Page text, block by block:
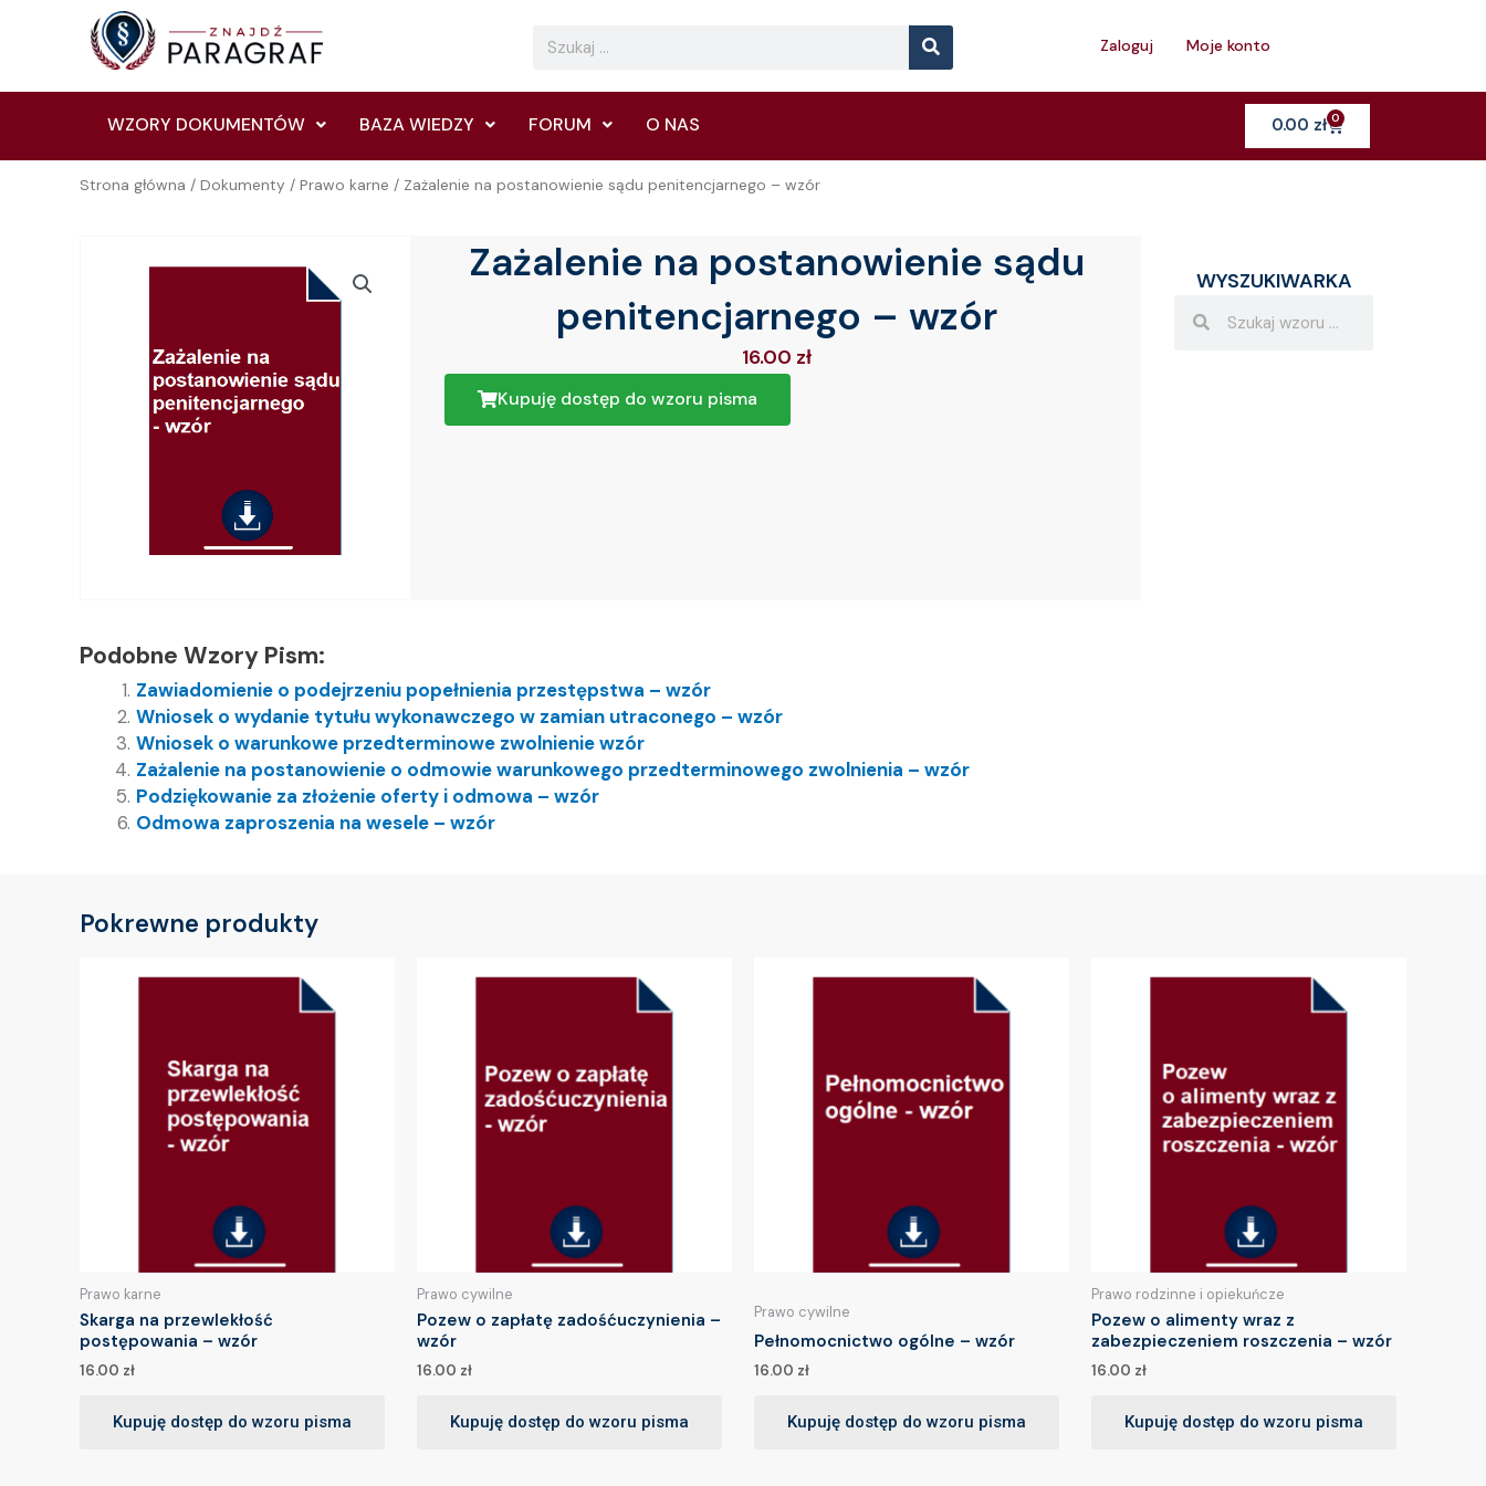
Search Search
Zaloguj Moje konto
WZORY DOKUMENTÓW BAZA WIEDZY FORUM O NAS 0.00 zł 0Cart
Strona główna / Dokumenty / Prawo karne / Zażalenie na postanowienie sądu penitencjarnego – wzór
Zażalenie na postanowienie sądu
penitencjarnego – wzór
16.00 zł
Kupuję dostęp do wzoru pisma
WYSZUKIWARKA
Podobne Wzory Pism:
Zawiadomienie o podejrzeniu popełnienia przestępstwa – wzór
Wniosek o wydanie tytułu wykonawczego w zamian utraconego – wzór
Wniosek o warunkowe przedterminowe zwolnienie wzór
Zażalenie na postanowienie o odmowie warunkowego przedterminowego zwolnienia – wzór
Podziękowanie za złożenie oferty i odmowa – wzór
Odmowa zaproszenia na wesele – wzór
Pokrewne produkty
Prawo karne
Skarga na przewlekłość
postępowania – wzór
16.00 zł
Kupuję dostęp do wzoru pisma
Prawo cywilne
Pozew o zapłatę zadośćuczynienia –
wzór
16.00 zł
Kupuję dostęp do wzoru pisma
Prawo cywilne
Pełnomocnictwo ogólne – wzór
16.00 zł
Kupuję dostęp do wzoru pisma
Prawo rodzinne i opiekuńcze
Pozew o alimenty wraz z
zabezpieczeniem roszczenia – wzór
16.00 zł
Kupuję dostęp do wzoru pisma